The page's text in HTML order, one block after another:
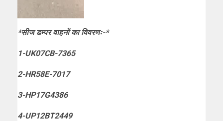
*सीज डम्पर वाहनों का विवरणः-*
1-UK07CB-7365
2-HR58E-7017
3-HP17G4386
4-UP12BT2449